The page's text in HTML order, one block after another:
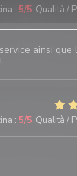
: 5/5 Qualità /
ainsi que
: 5/5 Qualità /